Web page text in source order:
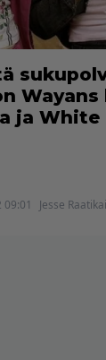
ja White
09:01 Jesse